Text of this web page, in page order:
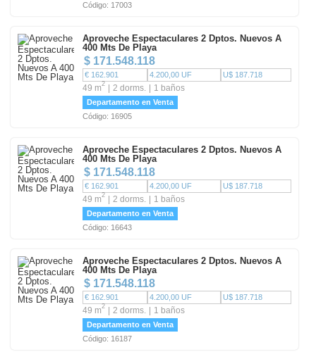
Código: 17003
Aproveche Espectaculares 2 Dptos. Nuevos A
400 Mts De Playa
$ 171.548.118
€ 162.901 4.200,00 UF U$ 187.718
49 m2 2 dorms. 1 baños
Departamento en Venta
Código: 16905
Aproveche Espectaculares 2 Dptos. Nuevos A
400 Mts De Playa
$ 171.548.118
€ 162.901 4.200,00 UF U$ 187.718
49 m2 2 dorms. 1 baños
Departamento en Venta
Código: 16643
Aproveche Espectaculares 2 Dptos. Nuevos A
400 Mts De Playa
$ 171.548.118
€ 162.901 4.200,00 UF U$ 187.718
49 m2 2 dorms. 1 baños
Departamento en Venta
Código: 16187